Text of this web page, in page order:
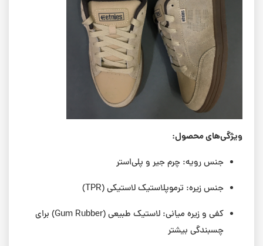
ویژگی‌های محصول:
جنس رویه: چرم جیر و پلی‌استر
جنس زیره: ترموپلاستیک لاستیکی (TPR)
کفی و زیره میانی: لاستیک طبیعی (Gum Rubber) برای
چسبندگی بیشتر